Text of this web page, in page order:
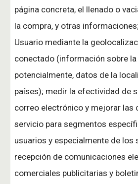
página concreta, el llenado o
la compra, y otras
Usuario mediante la
conectado (información sobre la
potencialmente, datos de la
países); medir la efectividad de
correo electrónico y mejorar las
servicio para segmentos
usuarios y especialmente de los
recepción de comunicaciones
comerciales publicitarias y